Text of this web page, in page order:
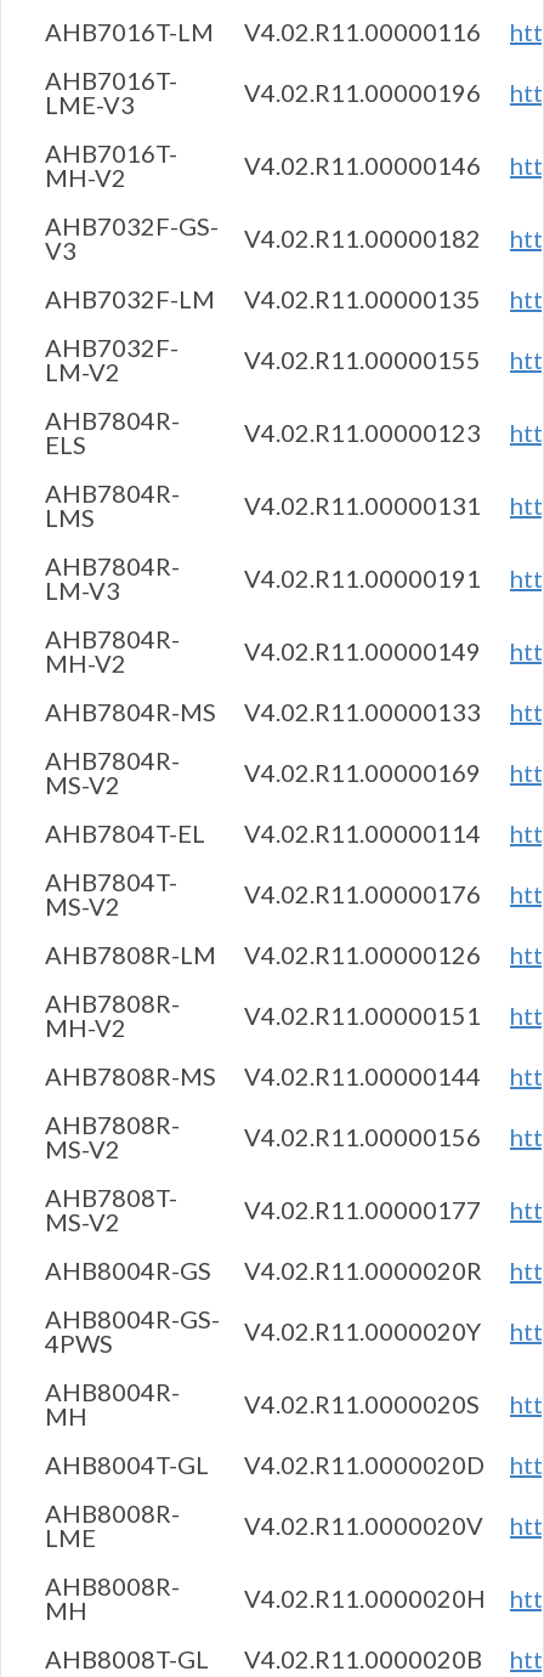
AHB7016T-LM V4.02.R11.00000116
AHB7016T-
LME-V3
V4.02.R11.00000196
AHB7016T-
MH-V2
V4.02.R11.00000146
AHB7032F-GS-
V3
V4.02.R11.00000182
AHB7032F-LM V4.02.R11.00000135
AHB7032F-
LM-V2
V4.02.R11.00000155
AHB7804R-
ELS
V4.02.R11.00000123
AHB7804R-
LMS
V4.02.R11.00000131
AHB7804R-
LM-V3
V4.02.R11.00000191
AHB7804R-
MH-V2
V4.02.R11.00000149
AHB7804R-MS V4.02.R11.00000133
AHB7804R-
MS-V2
V4.02.R11.00000169
AHB7804T-EL V4.02.R11.00000114
AHB7804T-
MS-V2
V4.02.R11.00000176
AHB7808R-LM V4.02.R11.00000126
AHB7808R-
MH-V2
V4.02.R11.00000151
AHB7808R-MS V4.02.R11.00000144
AHB7808R-
MS-V2
V4.02.R11.00000156
AHB7808T-
MS-V2
V4.02.R11.00000177
AHB8004R-GS V4.02.R11.0000020R
AHB8004R-GS-
4PWS
V4.02.R11.0000020Y
AHB8004R-
MH
V4.02.R11.0000020S
AHB8004T-GL V4.02.R11.0000020D
AHB8008R-
LME
V4.02.R11.0000020V
AHB8008R-
MH
V4.02.R11.0000020H
AHB8008T-GL V4.02.R11.0000020B